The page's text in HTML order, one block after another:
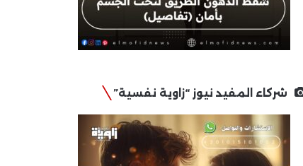
شركاء المفيد نيوز “زاوية نفسية”